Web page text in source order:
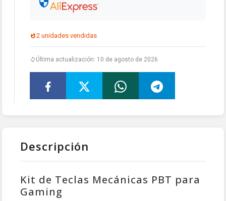
2 unidades vendidas
Última actualización: 10 de agosto de 2026
Descripción
Kit de Teclas Mecánicas PBT para
Gaming